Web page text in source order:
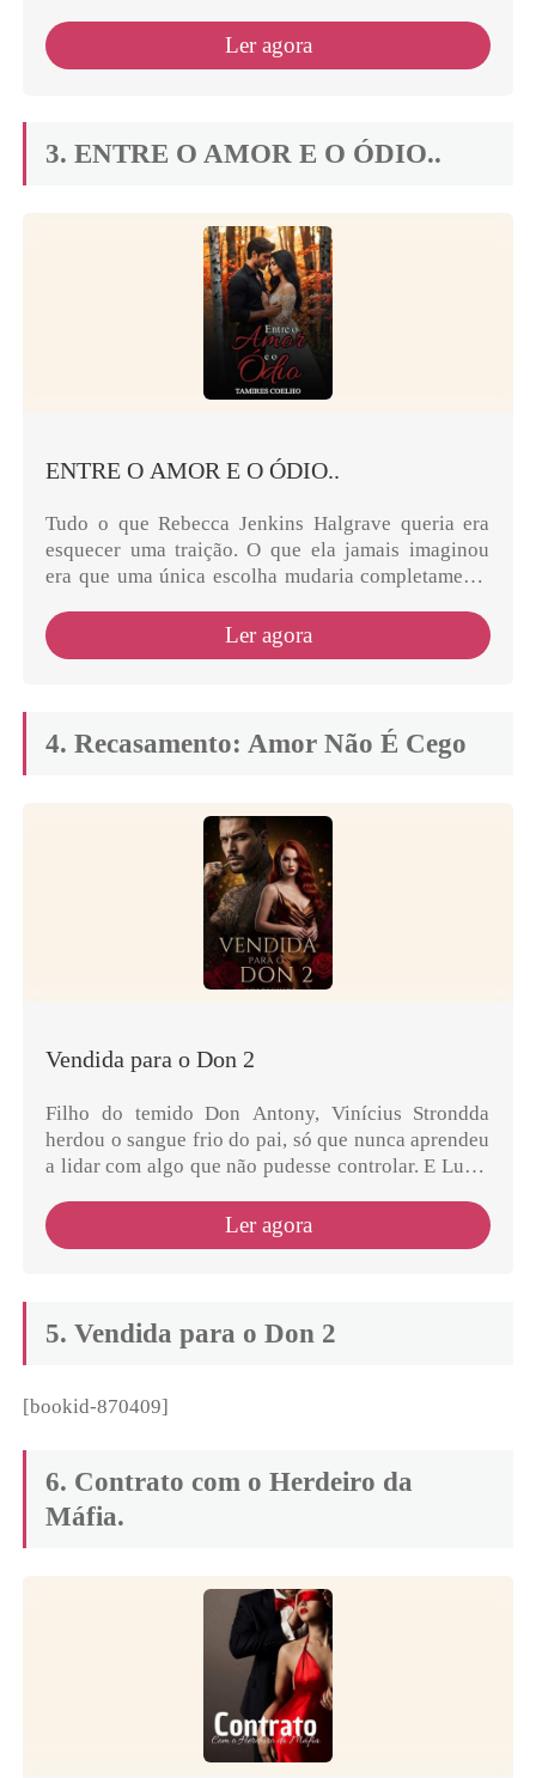
de uma...
Ler agora
3. ENTRE O AMOR E O ÓDIO..
ENTRE O AMOR E O ÓDIO..
Tudo o que Rebecca Jenkins Halgrave queria era
esquecer uma traição. O que ela jamais imaginou
era que uma única escolha mudaria completamente
Ale...
Ler agora
4. Recasamento: Amor Não É Cego
Vendida para o Don 2
Filho do temido Don Antony, Vinícius Strondda
herdou o sangue frio do pai, só que nunca aprendeu
a lidar com algo que não pudesse controlar. E Lucia
Ler agora
5. Vendida para o Don 2
[bookid-870409]
6. Contrato com o Herdeiro da
Máfia.